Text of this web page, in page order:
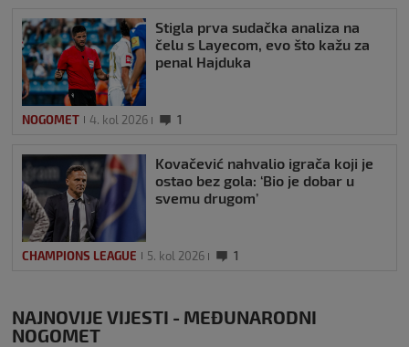
Stigla prva sudačka analiza na
čelu s Layecom, evo što kažu za
penal Hajduka
NOGOMET 4. kol 2026 1
Kovačević nahvalio igrača koji je
ostao bez gola: ‘Bio je dobar u
svemu drugom’
CHAMPIONS LEAGUE 5. kol 2026 1
NAJNOVIJE VIJESTI - MEĐUNARODNI
NOGOMET